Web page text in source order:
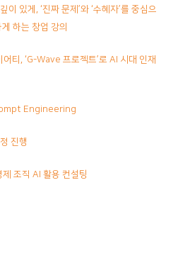
있게, ‘진짜 문제’와 ‘수혜자’를 중심으
하는 창업 강의
티, ‘G-Wave 프로젝트’로 AI 시대 인재
Engineering
진행
조직 AI 활용 컨설팅